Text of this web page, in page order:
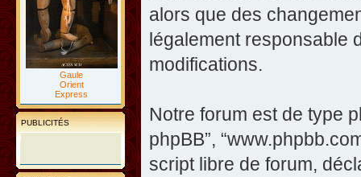
Gaule
Orient
Express
PUBLICITÉS
alors que des
légalement responsable
modifications.
Notre forum est de type
phpBB”,
script libre de forum,